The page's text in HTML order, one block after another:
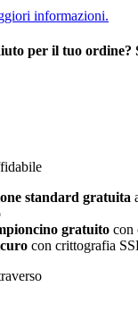
informazioni.
per il tuo ordine?
standard gratuita
gratuito con
con crittografia